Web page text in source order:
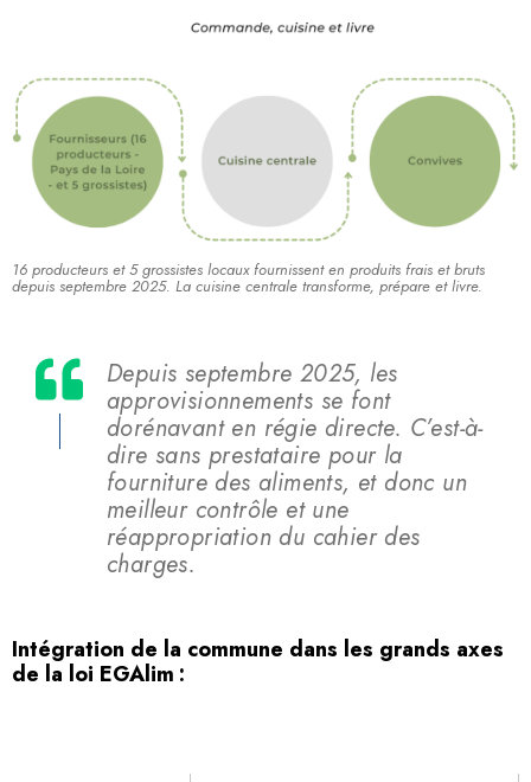
16 producteurs et 5 grossistes locaux fournissent en produits frais et bruts
depuis septembre 2025. La cuisine centrale transforme, prépare et livre.
Depuis septembre 2025, les
approvisionnements se font
dorénavant en régie directe. C’est-à-
dire sans prestataire pour la
fourniture des aliments, et donc un
meilleur contrôle et une
réappropriation du cahier des
charges.
Intégration de la commune dans les grands axes
de la loi EGAlim :